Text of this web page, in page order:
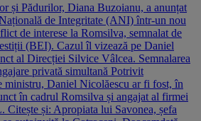
și Pădurilor, Diana Buzoianu, a anunțat
de Integritate (ANI) într-un nou
de interese la Romsilva, semnalat de
(BEI). Cazul îl vizează pe Daniel
al Direcției Silvice Vâlcea. Semnalarea
privată simultană Potrivit
ministru, Daniel Nicolăescu ar fi fost, în
în cadrul Romsilva și angajat al firmei
Citește și: Apropiata lui Savonea, șefa